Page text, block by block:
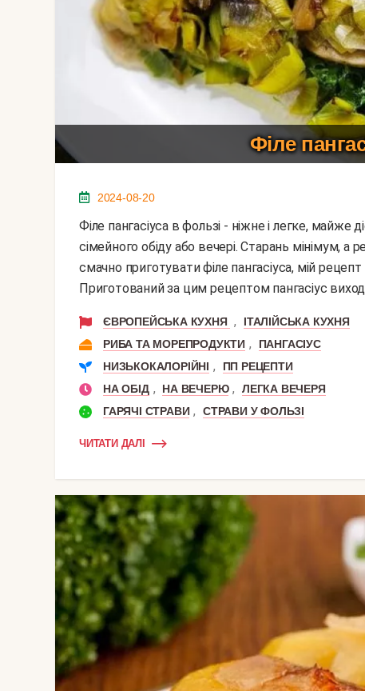
Філе
2024-08-20
Філе пангасіуса в фользі - ніжне і легке, майже дієтичне блюдо, яке добре підійде для звичайного
сімейного обіду або вечері. Старань мінімум, а
смачно приготувати філе пангасіуса, мій
Приготований за цим рецептом пангасіус
ЄВРОПЕЙСЬКА КУХНЯ ,
ІТАЛІЙСЬКА КУХНЯ
РИБА ТА МОРЕПРОДУКТИ ,
ПАНГАСІУС
НИЗЬКОКАЛОРІЙНІ ,
ПП РЕЦЕПТИ
НА ОБІД , НА ВЕЧЕРЮ ,
ЛЕГКА ВЕЧЕРЯ
ГАРЯЧІ СТРАВИ , СТРАВИ У ФОЛЬЗІ
ЧИТАТИ ДАЛІ